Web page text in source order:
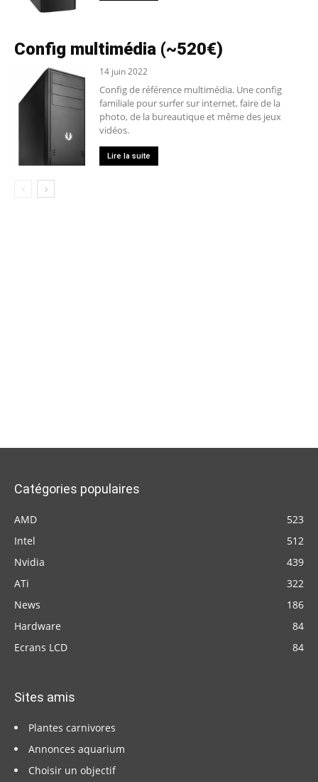
Config multimédia (~520€)
14 juin 2022
Config de référence multimédia. Une config
familiale pour surfer sur internet, faire de la
photo, de la bureautique et même des jeux
vidéos.
Lire la suite
Catégories populaires
AMD
523
Intel
512
Nvidia
439
ATi
322
News
186
Hardware
84
Ecrans LCD
84
Sites amis
Plantes carnivores
Annonces aquarium
Choisir un objectif